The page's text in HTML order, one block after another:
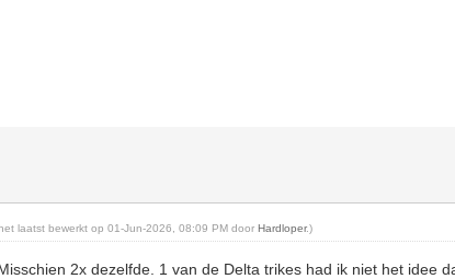
laatst bewerkt op 01-Jun-2026, 08:09 PM doorHardloper.)
2x dezelfde. 1 van de Delta trikes had ik niet het idee